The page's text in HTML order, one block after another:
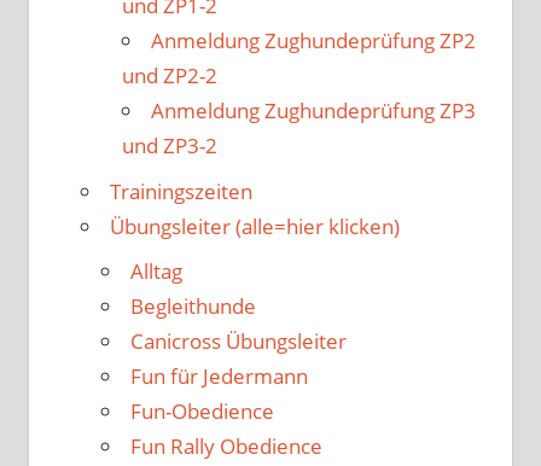
und ZP1-2
Anmeldung Zughundeprüfung ZP2
und ZP2-2
Anmeldung Zughundeprüfung ZP3
und ZP3-2
Trainingszeiten
Übungsleiter (alle=hier klicken)
Alltag
Begleithunde
Canicross Übungsleiter
Fun für Jedermann
Fun-Obedience
Fun Rally Obedience